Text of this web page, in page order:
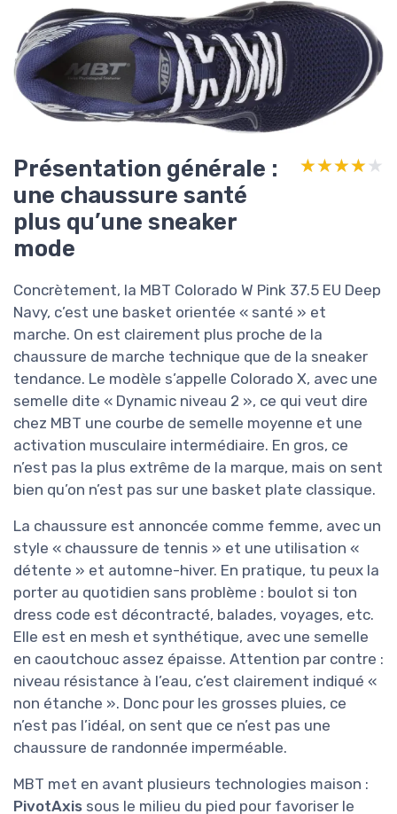
Présentation générale :
une chaussure santé
plus qu’une sneaker
mode
★★★★★
★★★★★
Concrètement, la MBT Colorado W Pink 37.5 EU Deep
Navy, c’est une basket orientée « santé » et
marche. On est clairement plus proche de la
chaussure de marche technique que de la sneaker
tendance. Le modèle s’appelle Colorado X, avec une
semelle dite « Dynamic niveau 2 », ce qui veut dire
chez MBT une courbe de semelle moyenne et une
activation musculaire intermédiaire. En gros, ce
n’est pas la plus extrême de la marque, mais on sent
bien qu’on n’est pas sur une basket plate classique.
La chaussure est annoncée comme femme, avec un
style « chaussure de tennis » et une utilisation «
détente » et automne-hiver. En pratique, tu peux la
porter au quotidien sans problème : boulot si ton
dress code est décontracté, balades, voyages, etc.
Elle est en mesh et synthétique, avec une semelle
en caoutchouc assez épaisse. Attention par contre :
niveau résistance à l’eau, c’est clairement indiqué «
non étanche ». Donc pour les grosses pluies, ce
n’est pas l’idéal, on sent que ce n’est pas une
chaussure de randonnée imperméable.
MBT met en avant plusieurs technologies maison :
PivotAxis sous le milieu du pied pour favoriser le